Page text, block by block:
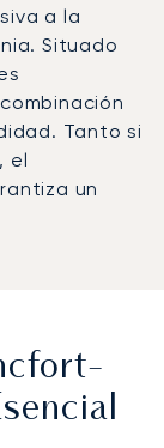
a la
Situado
Tanto si
el
un